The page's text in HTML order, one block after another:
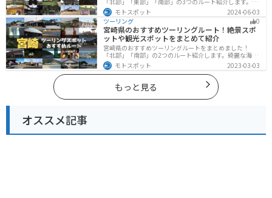
山市や倉敷市など、歴史ある街並みも魅力的で、バイク
ツーリングに最適なスポットが多数あります。バイクで
岡山県にツーリングに行く際は参考にしてください。
モトスポット
2024-06-03
ツーリング
0
宮崎県のおすすめツーリングルート！絶景スポ
ットや観光スポットをまとめて紹介
宮崎県のおすすめツーリングルートをまとめました！
「北部」「南部」の2つのルート紹介します。綺麗な海岸
線が特徴的な海・自然豊かな山・趣のある神社を満喫す
るツーリングができます。バイクで宮崎県にツーリング
に行く際は参考にしてください。
モトスポット 2023-03-03
もっと見る
オススメ記事